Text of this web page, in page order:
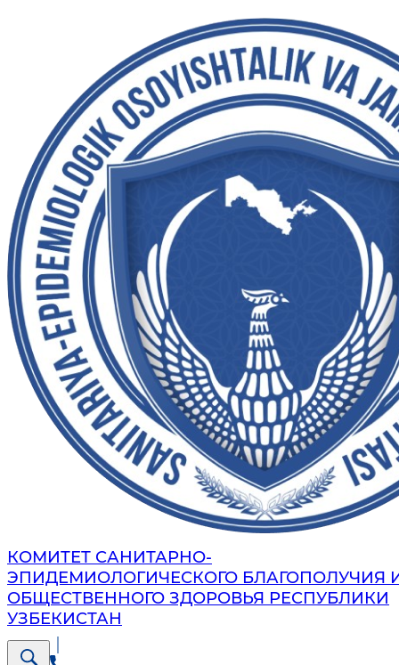
КОМИТЕТ САНИТАРНО-
ЭПИДЕМИОЛОГИЧЕСКОГО БЛАГОПОЛУЧИЯ
ОБЩЕСТВЕННОГО ЗДОРОВЬЯ РЕСПУБЛИКИ
УЗБЕКИСТАН